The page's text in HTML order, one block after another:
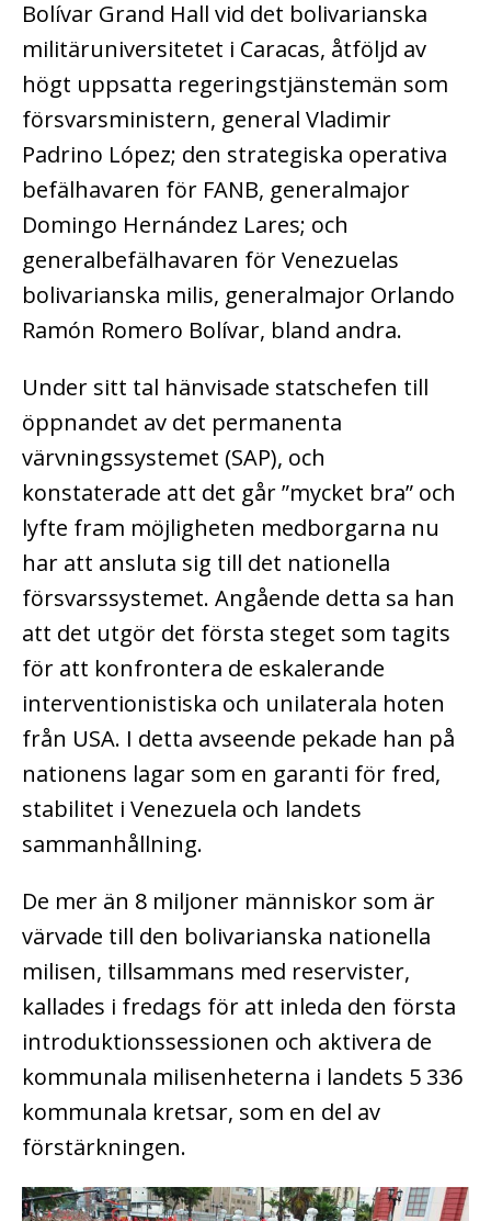
Bolívar Grand Hall vid det bolivarianska
militäruniversitetet i Caracas, åtföljd av
högt uppsatta regeringstjänstemän som
försvarsministern, general Vladimir
Padrino López; den strategiska operativa
befälhavaren för FANB, generalmajor
Domingo Hernández Lares; och
generalbefälhavaren för Venezuelas
bolivarianska milis, generalmajor Orlando
Ramón Romero Bolívar, bland andra.
Under sitt tal hänvisade statschefen till
öppnandet av det permanenta
värvningssystemet (SAP), och
konstaterade att det går ”mycket bra” och
lyfte fram möjligheten medborgarna nu
har att ansluta sig till det nationella
försvarssystemet. Angående detta sa han
att det utgör det första steget som tagits
för att konfrontera de eskalerande
interventionistiska och unilaterala hoten
från USA. I detta avseende pekade han på
nationens lagar som en garanti för fred,
stabilitet i Venezuela och landets
sammanhållning.
De mer än 8 miljoner människor som är
värvade till den bolivarianska nationella
milisen, tillsammans med reservister,
kallades i fredags för att inleda den första
introduktionssessionen och aktivera de
kommunala milisenheterna i landets 5 336
kommunala kretsar, som en del av
förstärkningen.